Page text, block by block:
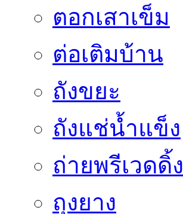
ตอกเสาเข็ม
ต่อเติมบ้าน
ถังขยะ
ถังแช่น้ำแข็ง
ถ่ายพรีเวดดิ้ง
ถุงยาง